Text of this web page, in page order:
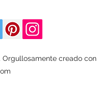
creado con